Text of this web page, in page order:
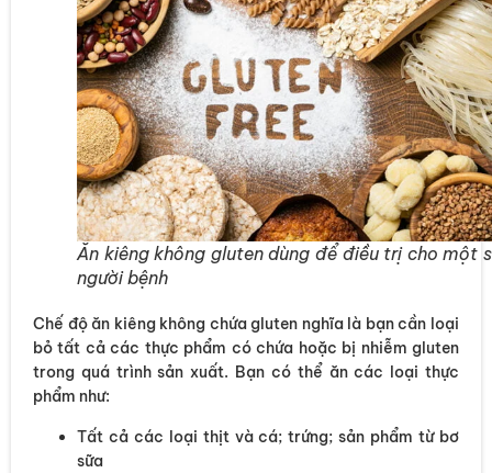
Ăn kiêng không gluten dùng để điều trị cho một
người bệnh
Chế độ ăn kiêng không chứa gluten nghĩa là bạn cần loại
bỏ tất cả các thực phẩm có chứa hoặc bị nhiễm gluten
trong quá trình sản xuất. Bạn có thể ăn các loại thực
phẩm như:
Tất cả các loại thịt và cá; trứng; sản phẩm từ bơ
sữa